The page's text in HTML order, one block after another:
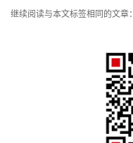
继续阅读与本文标签相同的文章：